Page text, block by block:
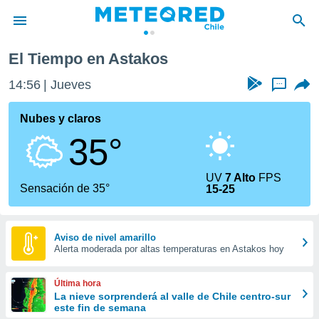
de
por
que se
calidad.
a este
las
y
forma
digital
basada
El Tiempo en Astakos
14:56 Jueves ...
Nubes y claros
35°
Sensación de 35°
UV7 Alto FPS
15-25
Aviso de nivel amarillo
Alerta moderada por altas temperaturas en Astakos hoy
Última hora
La nieve sorprenderá al valle de Chile centro-sur
este fin de semana